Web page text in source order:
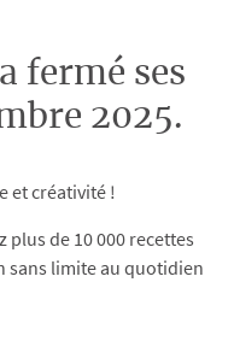
fermé ses
2025.
et créativité !
de 10 000 recettes
sans limite au quotidien